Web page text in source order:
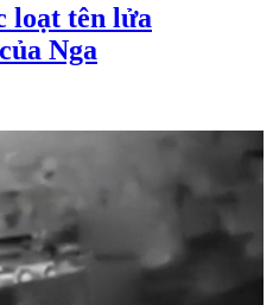
loạt tên lửa
Nga